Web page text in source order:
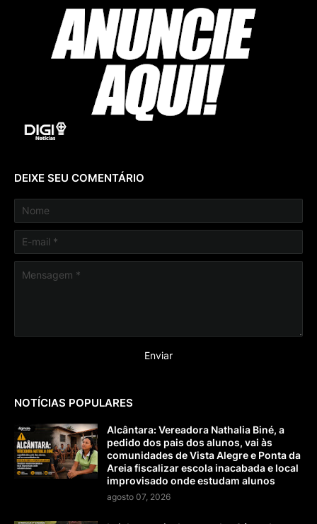
DEIXE SEU COMENTÁRIO
NOTÍCIAS POPULARES
Alcântara: Vereadora Nathalia Biné, a
pedido dos pais dos alunos, vai às
comunidades de Vista Alegre e Ponta da
Areia fiscalizar escola inacabada e local
improvisado onde estudam alunos
agosto 07, 2026